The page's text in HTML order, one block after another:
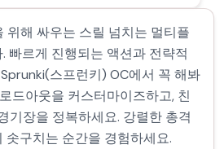
위해 싸우는 스릴 넘치는 멀티플
빠르게 진행되는 액션과 전략적
스프런키) OC에서 꼭 해봐
드아웃을 커스터마이즈하고, 친
기장을 정복하세요. 강렬한 총격
솟구치는 순간을 경험하세요.